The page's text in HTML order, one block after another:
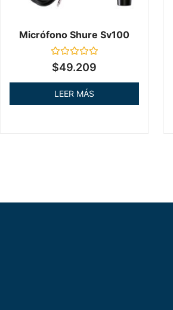
Micrófono Shure Sv100
Valorado
en
de
5
$49.209
LEER MÁS